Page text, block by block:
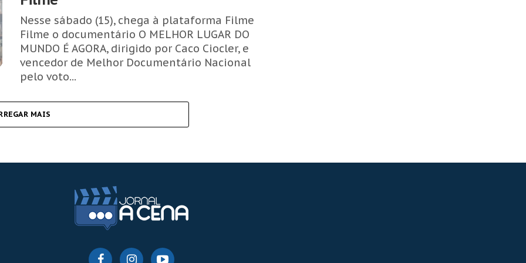
Nesse sábado (15), chega à plataforma Filme
Filme o documentário O MELHOR LUGAR DO
MUNDO É AGORA, dirigido por Caco Ciocler, e
vencedor de Melhor Documentário Nacional
pelo voto...
MAIS